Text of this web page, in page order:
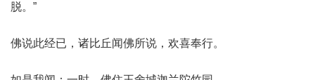
脱。”
佛说此经已，诸比丘闻佛所说，欢喜奉行。